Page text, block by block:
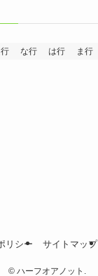
な行 は行 ま行
リシー サイトマップ
©ハーフオアノット.